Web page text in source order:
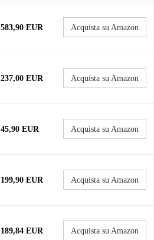
583,90 EUR Acquista su Amazon
237,00 EUR Acquista su Amazon
45,90 EUR Acquista su Amazon
199,90 EUR Acquista su Amazon
189,84 EUR Acquista su Amazon